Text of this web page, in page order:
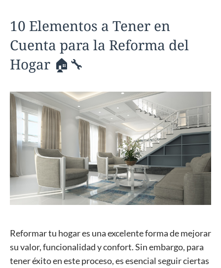
10 Elementos a Tener en
Cuenta para la Reforma del
Hogar 🏠🔧
Reformar tu hogar es una excelente forma de mejorar
su valor, funcionalidad y confort. Sin embargo, para
tener éxito en este proceso, es esencial seguir ciertas